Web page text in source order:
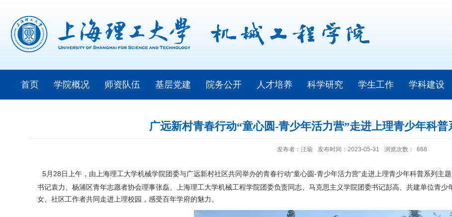
首页 学院概况 师资队伍 基层党建 院务公开 人才培养 科学研究 学生工作 学科建设
广远新村青春行动“童心圆-青少年活力营”走进上理青少年科
发布者：汪瑜 发布时间：2023-05-31 浏览次数： 668
5月 28日上午，由上海理工大学机械学院团委与广远新村社区共同举办的青春行动“童心圆-青少年活力营”走进上理青少年科普系列主
书记袁力、杨浦区青年志愿者协会理事张磊、上海理工大学机械工程学院团委负责同志、马克思主义学院团委书记彭高、共建单位青
女、社区工作者共同走进上理校园，感受百年学府的魅力。